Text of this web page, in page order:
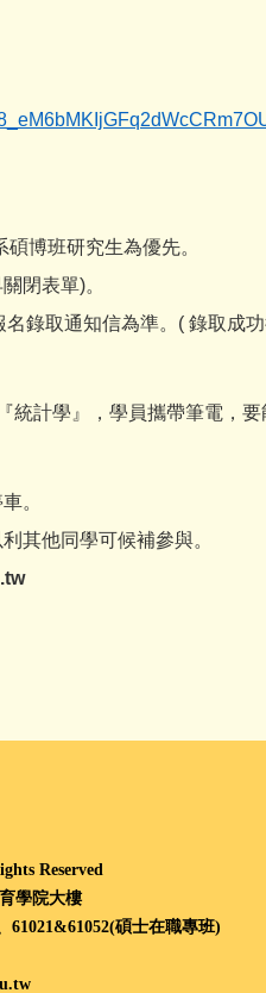
博班研究生為優先。
閉表單)。
錄取通知信為準。( 錄取成
計學』，學員攜帶筆電，要
。
其他同學可候補參與。
Reserved
學院大樓
61021 &61052(碩士在職專班)